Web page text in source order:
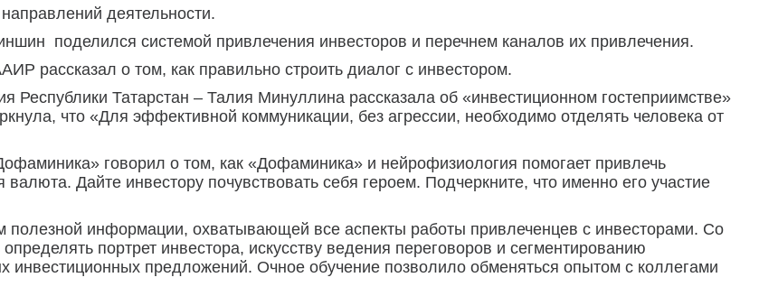
деятельности.
поделился системой привлечения инвесторов и перечнем каналов их привлечения.
рассказал о том, как правильно строить диалог с инвестором.
Республики Татарстан – Талия Минуллина рассказала об «инвестиционном гостеприимстве»
что «Для эффективной коммуникации, без агрессии, необходимо отделять человека от
говорил о том, как «Дофаминика» и нейрофизиология помогает привлечь
Дайте инвестору почувствовать себя героем. Подчеркните, что именно его участие
информации, охватывающей все аспекты работы привлеченцев с инвесторами. Со
портрет инвестора, искусству ведения переговоров и сегментированию
инвестиционных предложений. Очное обучение позволило обменяться опытом с коллегами